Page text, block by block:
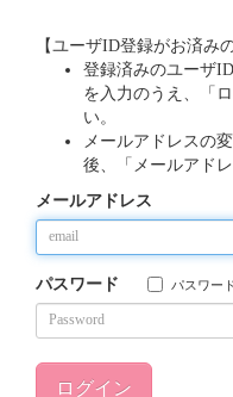
【ユーザID登録がお済み
登録済みのユーザ
を入力のうえ、「
い。
メールアドレスの
後、「メールアド
メールアドレス
パスワード パスワー